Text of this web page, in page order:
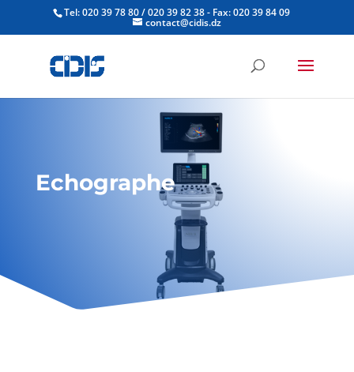
Tel: 020 39 78 80 / 020 39 82 38 - Fax: 020 39 84 09
contact@cidis.dz
Echographe